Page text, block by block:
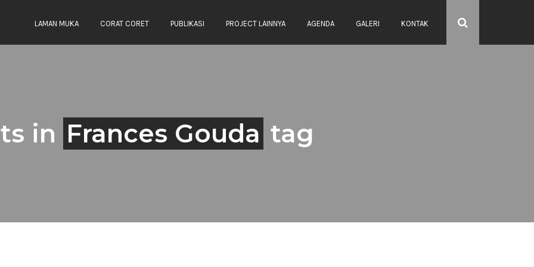
LAMAN MUKA CORAT CORET PUBLIKASI PROJECT LAINNYA AGENDA GALERI KONTAK
in Frances Gouda tag